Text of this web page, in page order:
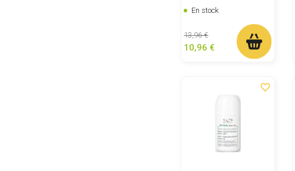
En stock
Prix de base
13,96 €Prix
10,96 €
favorite_border